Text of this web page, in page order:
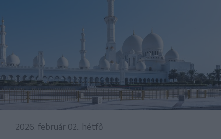
2026. február 02., hétfő